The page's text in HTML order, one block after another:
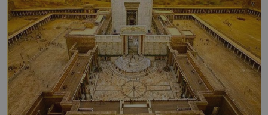
osobností ochraňují? Na hřbitově u kláštera
Milosrdných